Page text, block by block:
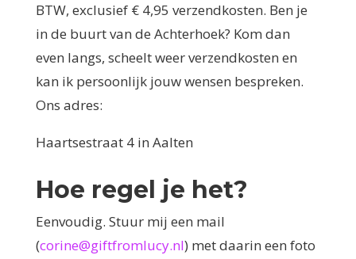
BTW, exclusief € 4,95 verzendkosten. Ben je
in de buurt van de Achterhoek? Kom dan
even langs, scheelt weer verzendkosten en
kan ik persoonlijk jouw wensen bespreken.
Ons adres:
Haartsestraat 4 in Aalten
Hoe regel je het?
Eenvoudig. Stuur mij een mail
(corine@giftfromlucy.nl) met daarin een foto